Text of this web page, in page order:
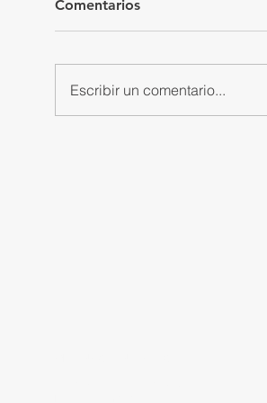
Comentarios
Escribir un comentario...